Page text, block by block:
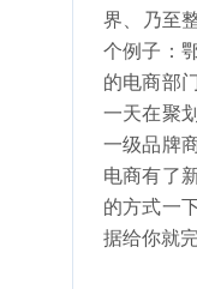
界、乃至
个例子：
的电商部
一天在聚
一级品牌
电商有了
的方式一
据给你就